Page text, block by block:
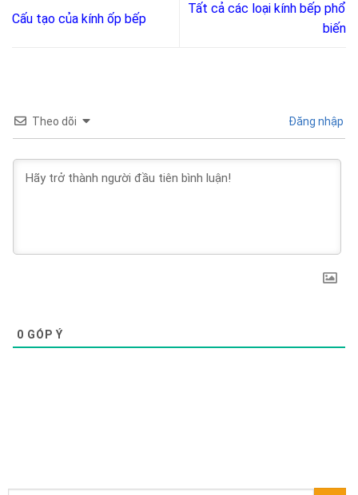
Cấu tạo của kính ốp bếp
Tất cả các loại kính bếp phổ
biến
Theo dõi Đăng nhập
0 GÓP Ý